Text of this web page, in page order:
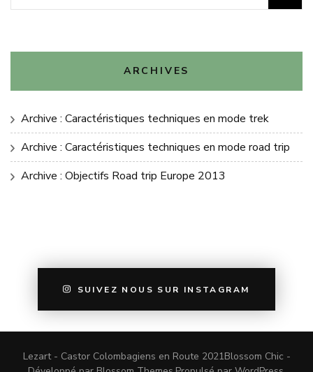
ARCHIVES
Archive : Caractéristiques techniques en mode trek
Archive : Caractéristiques techniques en mode road trip
Archive : Objectifs Road trip Europe 2013
SUIVEZ NOUS SUR INSTAGRAM
Lezart - Castor Colombagiens en Route 2021Blossom Chic -